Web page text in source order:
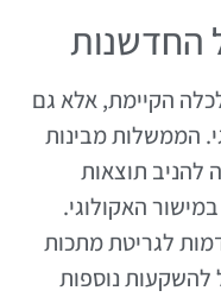
החדשנות
הקיימת, אלא גם
הממשלות מבינות
להניב תוצאות
האקולוגי.
לגריטת מתכות
להשקעות נוספות